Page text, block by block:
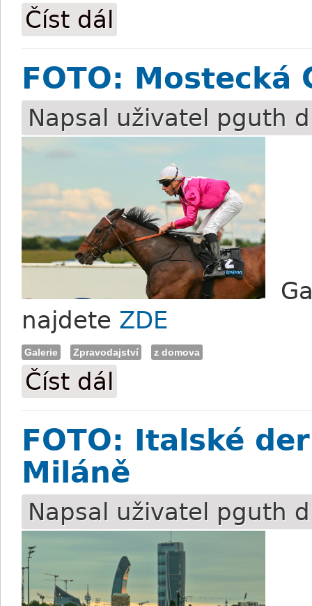
Číst dál
FOTO: Mostecká
Napsal uživatel pguth
najdete ZDE
Galerie Zpravodajství z domova
Číst dál
FOTO: Italské
Miláně
Napsal uživatel pguth